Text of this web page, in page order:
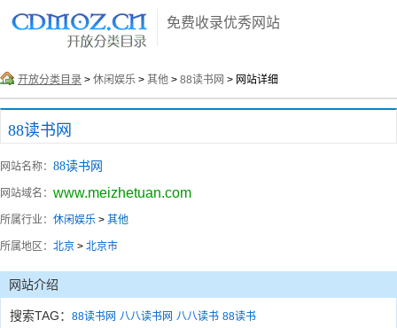
免费收录优秀网站
开放分类目录 > 休闲娱乐 > 其他 > 88读书网 > 网站详细
88读书网
网站名称： 88读书网
网站域名： www.meizhetuan.com
所属行业： 休闲娱乐 > 其他
所属地区： 北京 > 北京市
网站介绍
搜索TAG： 88读书网 八八读书网 八八读书 88读书